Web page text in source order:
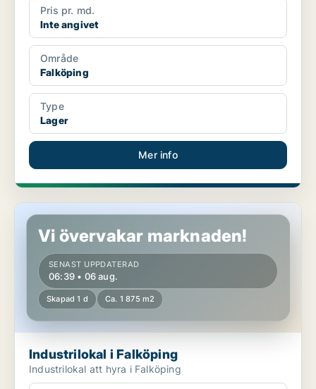
Pris pr. md.
Inte angivet
Område
Falköping
Type
Lager
Mer info
Industrilokal i Falköping
Vi övervakar marknaden!
SENAST UPPDATERAD
06:39 • 06 aug.
Skapad 1 d Ca. 1 875 m2
Industrilokal i Falköping
Industrilokal att hyra i Falköping